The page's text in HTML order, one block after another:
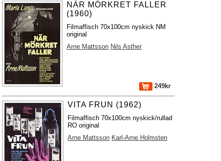
NÄR MÖRKRET FALLER
(1960)
Filmaffisch 70x100cm nyskick NM
original
Arne Mattsson Nils Asther
249kr
VITA FRUN (1962)
Filmaffisch 70x100cm nyskick/rullad
RO original
Arne Mattsson Karl-Arne Holmsten